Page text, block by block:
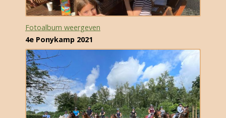
Fotoalbum weergeven
4e Ponykamp 2021